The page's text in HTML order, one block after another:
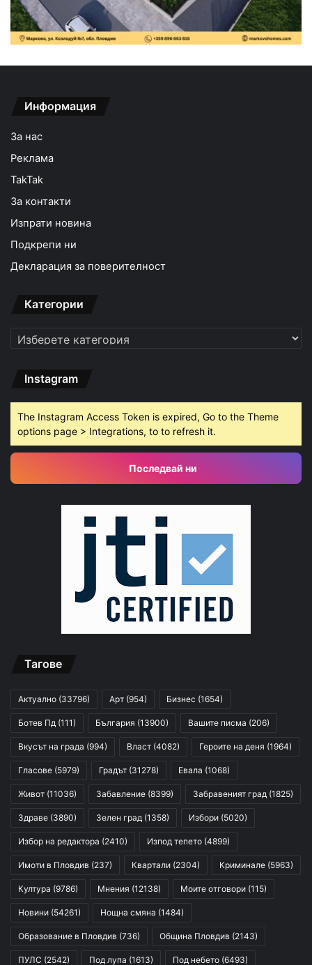
Информация
За нас
Реклама
TakTak
За контакти
Изпрати новина
Подкрепи ни
Декларация за поверителност
Категории
Категории
Instagram
The Instagram Access Token is expired, Go to the Theme
options page > Integrations, to to refresh it.
Последвай ни
Тагове
Актуално (33796) Арт (954) Бизнес (1654)
Ботев Пд (111) България (13900) Вашите писма (206)
Вкусът на града (994) Власт (4082) Героите на деня (1964)
Гласове (5979) Градът (31278) Евала (1068)
Живот (11036) Забавление (8399) Забравеният град (1825)
Здраве (3890) Зелен град (1358) Избори (5020)
Избор на редактора (2410) Изпод тепето (4899)
Имоти в Пловдив (237) Квартали (2304) Криминале (5963)
Култура (9786) Мнения (12138) Моите отговори (115)
Новини (54261) Нощна смяна (1484)
Образование в Пловдив (736) Община Пловдив (2143)
ПУЛС (2542) Под лупа (1613) Под небето (6493)